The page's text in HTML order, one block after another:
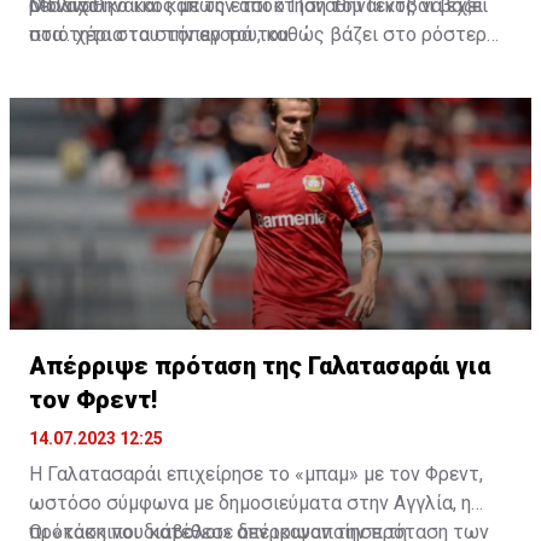
ρεαλιστικό και κάπως έτσι ο Παναθηναϊκός να έχει
στα.. χέρια του την αγορά του.
Μόναχο.
Ο Παναθηναϊκός με την απόκτηση του Γεντβάι βάζει
ποιότητα στα στόπερ του, καθώς βάζει στο ρόστερ
υψηλότερο επίπεδο.
Απέρριψε πρόταση της Γαλατασαράι για
τον Φρεντ!
14.07.2023 12:25
Η Γαλατασαράι επιχείρησε το «μπαμ» με τον Φρεντ,
ωστόσο σύμφωνα με δημοσιεύματα στην Αγγλία, η
πρόταση που κατέθεσε δεν ικανοποίησε τη
Οι «κόκκινοι διάβολοι» απέρριψαν την πρόταση των